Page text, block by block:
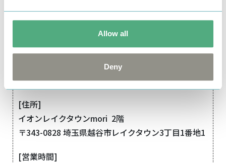
Allow all
Deny
[営業時間]
■越谷レイクタウン
[住所]
イオンレイクタウンmori 2階
〒343-0828 埼玉県越谷市レイクタウン3丁目1番地1
[営業時間]